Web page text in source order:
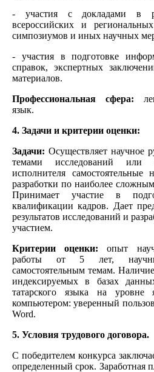
- участия с докладами в
всероссийских и
симпозиумов и иных научных
- участия в подготовке
справок, экспертных
материалов.
Профессиональная сфера:
язык.
4. Задачи и критерии оценки:
Задачи: Осуществляет научное
темами исследований или
исполнителя самостоятельные
разработки по наиболее
Принимает участие в
квалификации кадров. Дает
результатов исследований и
участием.
Критерии оценки: опыт
работы от 5 лет,
самостоятельным темам.
индексируемых в базах
татарского языка на уровне
компьютером: уверенный
Word.
5. Условия трудового договора.
С победителем конкурса
определенный срок. Заработная